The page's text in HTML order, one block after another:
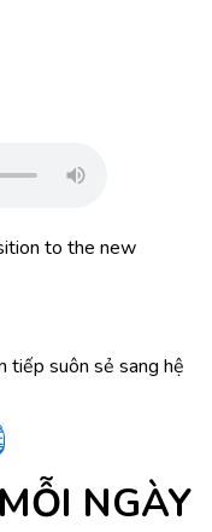
to the new
tiếp suôn sẻ sang hệ
NGÀY